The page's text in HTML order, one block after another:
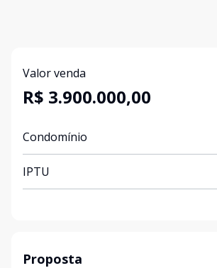
Valor venda
R$ 3.900.000,00
Condomínio
IPTU
Proposta